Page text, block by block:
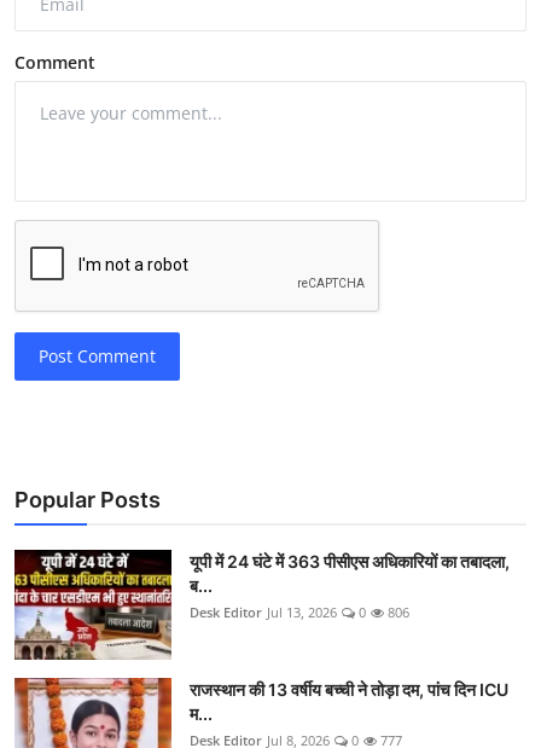
Comment
Post Comment
Popular Posts
यूपी में 24 घंटे में 363 पीसीएस अधिकारियों का तबादला,
ब...
Desk Editor Jul 13, 2026 0 806
राजस्थान की 13 वर्षीय बच्ची ने तोड़ा दम, पांच दिन ICU
म...
Desk Editor Jul 8, 2026 0 777